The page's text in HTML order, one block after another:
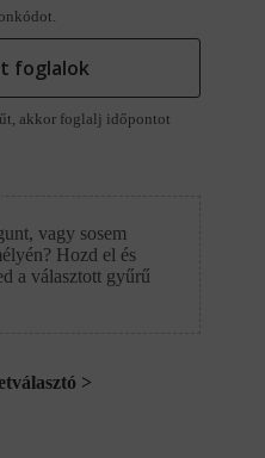
foglalok
akkor foglalj időpontot
vagy sosem
Hozd el és
a választott gyűrű
>